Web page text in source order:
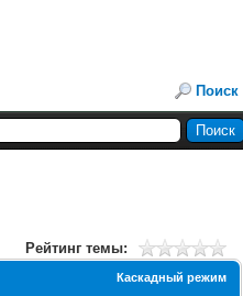
Поиск
Рейтинг темы:
Каскадный режим